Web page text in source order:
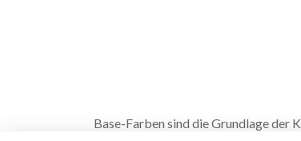
Base-Farben sind die Grundlage der